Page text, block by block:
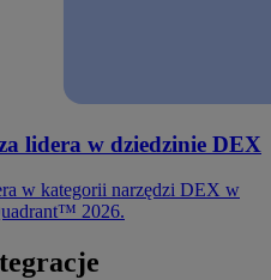
lidera w dziedzinie DEX
w kategorii narzędzi DEX w
2026.